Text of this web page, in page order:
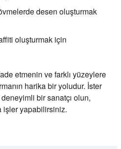
desen oluşturmak
oluşturmak için
ifade etmenin ve farklı yüzeylere
harika bir yoludur. İster
bir sanatçı olun,
işler yapabilirsiniz.